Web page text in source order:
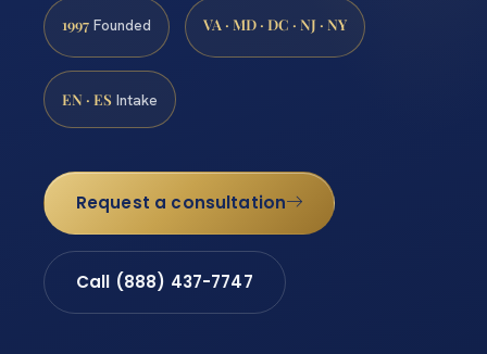
1997 Founded VA · MD · DC · NJ · NY
EN · ES Intake
Request a consultation
Call (888) 437-7747